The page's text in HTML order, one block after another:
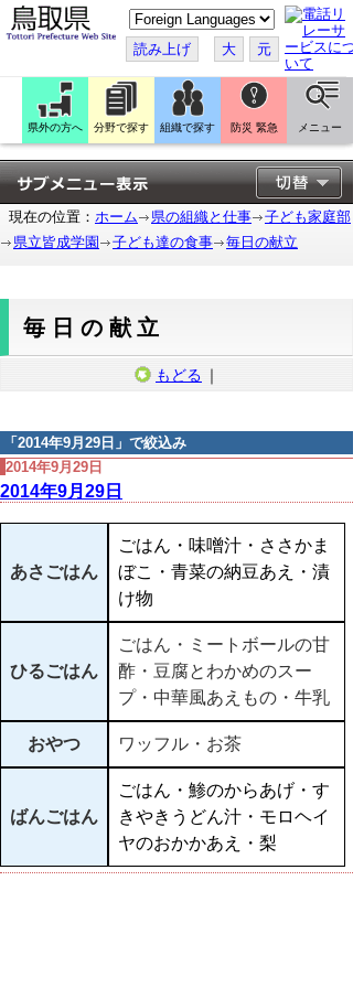
こ
の
ペ
ー
ジ
翻
訳
す
る
読み上げ 大 元
県外の方へ 分野で探す 組織で探す 防災 緊急 メニュー
現在の位置： ホーム 県の組織と仕事
子ども家庭部
県立皆成学園
子ども達の食事 毎日の献立
毎日の献立
もどる ｜
「 2014年9月29日 」で絞込み
2014年9月29日
2014年9月29日
あさごはん
ごはん・味噌汁・ささかま
ぼこ・青菜の納豆あえ・漬
け物
ひるごはん
ごはん・ミートボールの甘
酢・豆腐とわかめのスー
プ・中華風あえもの・牛乳
おやつ ワッフル・お茶
ばんごはん
ごはん・鯵のからあげ・す
きやきうどん汁・モロヘイ
ヤのおかかあえ・梨